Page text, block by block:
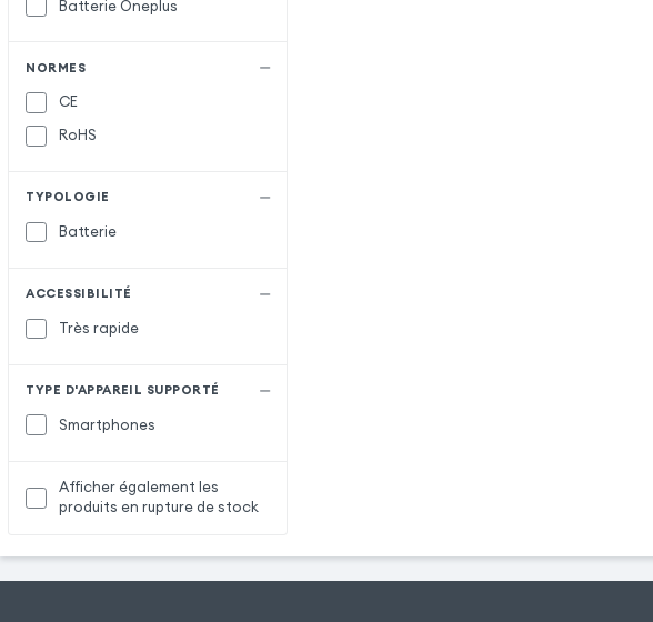
Batterie Oneplus
NORMES
CE
RoHS
TYPOLOGIE
Batterie
ACCESSIBILITÉ
Très rapide
TYPE D'APPAREIL SUPPORTÉ
Smartphones
Afficher également les
produits en rupture de stock